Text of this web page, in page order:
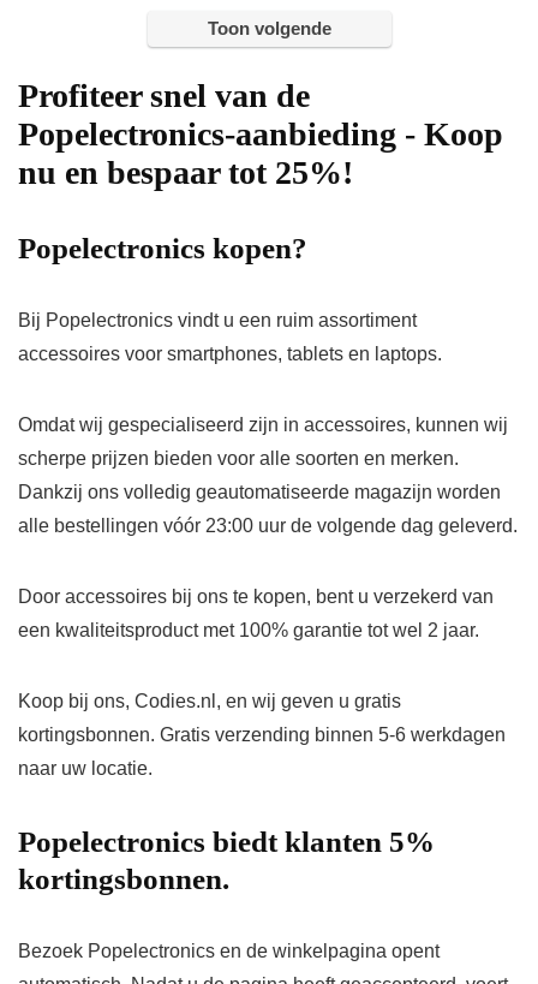
Toon volgende
Profiteer snel van de
Popelectronics-aanbieding - Koop
nu en bespaar tot 25%!
Popelectronics kopen?
Bij Popelectronics vindt u een ruim assortiment
accessoires voor smartphones, tablets en laptops.
Omdat wij gespecialiseerd zijn in accessoires, kunnen wij
scherpe prijzen bieden voor alle soorten en merken.
Dankzij ons volledig geautomatiseerde magazijn worden
alle bestellingen vóór 23:00 uur de volgende dag geleverd.
Door accessoires bij ons te kopen, bent u verzekerd van
een kwaliteitsproduct met 100% garantie tot wel 2 jaar.
Koop bij ons, Codies.nl, en wij geven u gratis
kortingsbonnen. Gratis verzending binnen 5-6 werkdagen
naar uw locatie.
Popelectronics biedt klanten 5%
kortingsbonnen.
Bezoek Popelectronics en de winkelpagina opent